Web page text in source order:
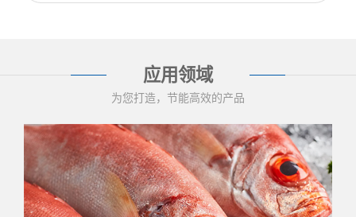
应用领域
为您打造，节能高效的产品